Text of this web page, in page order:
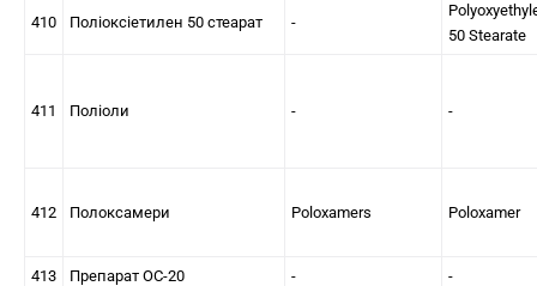
410 Поліоксіетилен 50 стеарат -
50 Stearate
411 Поліоли - -
412 Полоксамери Poloxamers Poloxamer
413 Препарат ОС-20 - -